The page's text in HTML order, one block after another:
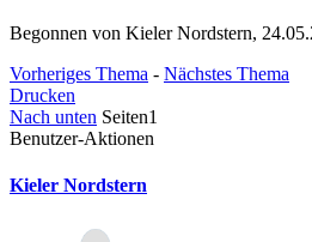
Begonnen von Kieler Nordstern,
Vorheriges Thema - Nächstes Thema
Drucken
Nach unten Seiten1
Benutzer-Aktionen
Kieler Nordstern